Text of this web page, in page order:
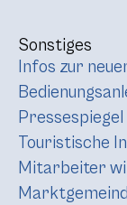
Sonstiges
Infos zur
Pressespiegel
Touristische
Mitarbeiter